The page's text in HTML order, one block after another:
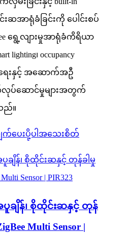
ဆအာရုံခံခြင်းကို ပေါင်းစပ်
ရွေ့လျားမှုအာရုံခံကိရိယာ
lighting၊ occupancy
ရေးနှင့် အဆောက်အဦ
ပ်ဆောင်မှုများအတွက်
ည်။
က်ပေးပို့ပါ အသေးစိတ်
ပူချိန်၊ စိုထိုင်းဆနှင့် တုန်
Multi Sensor |